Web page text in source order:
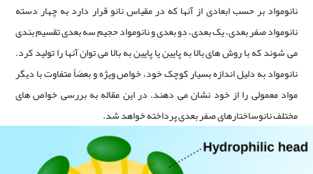
نانومواد بر حسب ابعادی از آنها که در مقیاس نانو قرار دارد به چهار دسته
نانومواد صفر بعدی، یک بعدی، دو بعدی و نانومواد حجیم سه بعدی تقسیم بندی
می شوند که با روش های بالا به پایین یا پایین به بالا می توان آنها را تولید کرد.
نانومواد به دلیل اندازه بسیار کوچک خود، خواص ویژه و بعضاً متفاوت با دیگر
مواد معمولی را از خود نشان می دهند. در این مقاله به بررسی خواص های
مختلف نانوساختارهای صفر بعدی پرداخته خواهد شد.